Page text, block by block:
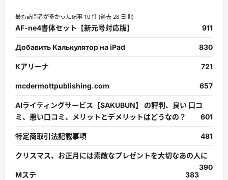
最も訪問者が多かった記事 10 件 (過去 28 日間)
AF-ne4書体セット【新元号対応版】 911
Добавить Калькулятор на iPad 830
Kアリーナ 721
mcdermottpublishing.com 657
AIライティングサービス【SAKUBUN】 の評判、良い 口コ
ミ、悪い口コミ、メリットとデメリットはどうなの？
601
特定商取引法記載事項 481
クリスマス、お正月には素敵なプレゼントを大切なあの人に
390
Mステ
383